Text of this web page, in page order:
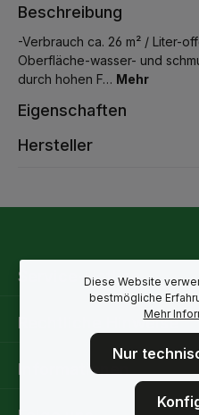
Beschreibung
-Verbrauch ca. 26 m² / Liter-
Oberfläche-wasser- und
durch hohen F… Mehr
Eigenschaften
Hersteller
Service-Hotline
Rechtliche Hinweise
Informationen
Diese Website
bestmögliche
Mehr
Nur